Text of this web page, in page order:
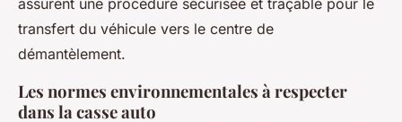
assurent une procédure sécurisée et traçable pour le
transfert du véhicule vers le centre de
démantèlement.
Les normes environnementales à respecter
dans la casse auto